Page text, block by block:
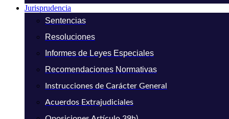
Jurisprudencia
Sentencias
Resoluciones
Informes de Leyes Especiales
Recomendaciones Normativas
Instrucciones de Carácter General
Acuerdos Extrajudiciales